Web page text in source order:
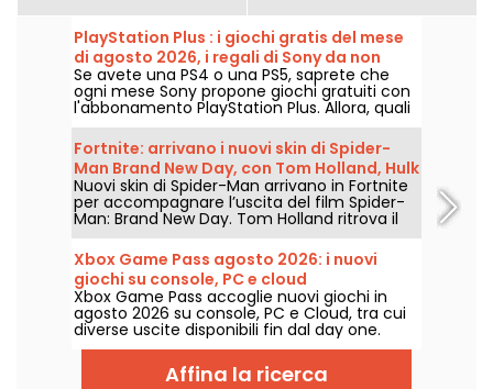
PlayStation Plus : i giochi gratis del mese
di agosto 2026, i regali di Sony da non
perdere
Se avete una PS4 o una PS5, saprete che
ogni mese Sony propone giochi gratuiti con
l'abbonamento PlayStation Plus. Allora, quali
sono i giochi offerti ad agosto 2026?
Scoprite la selezione di questo mese.
Fortnite: arrivano i nuovi skin di Spider-
Man Brand New Day, con Tom Holland, Hulk
e Il Punitore
Nuovi skin di Spider-Man arrivano in Fortnite
per accompagnare l’uscita del film Spider-
Man: Brand New Day. Tom Holland ritrova il
costume di Peter Parker nel gioco di Epic
Games, accanto a Hulk e al Punitore, a
partire dal 31 luglio 2026.
Xbox Game Pass agosto 2026: i nuovi
giochi su console, PC e cloud
Xbox Game Pass accoglie nuovi giochi in
agosto 2026 su console, PC e Cloud, tra cui
diverse uscite disponibili fin dal day one.
Ecco le principali aggiunte annunciate da
Microsoft per gli abbonati al servizio.
Affina la ricerca